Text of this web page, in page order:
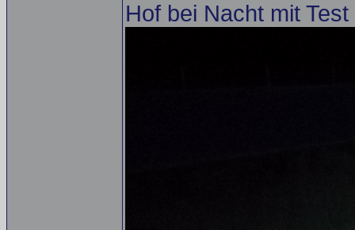
Hof bei Nacht mit Test